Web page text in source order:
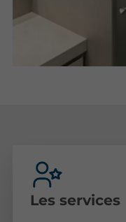
Les services